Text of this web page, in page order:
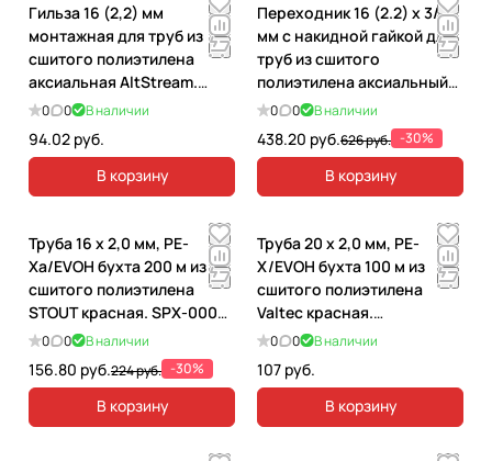
Гильза 16 (2,2) мм
монтажная для труб из
сшитого полиэтилена
аксиальная AltStream.
035090101
0 0 В наличии
94.02 руб.
В корзину
Переходник 16 (2.2) х 3/4"
мм с накидной гайкой для
труб из сшитого
полиэтилена аксиальный
STOUT. SFA-0019-001634
0 0 В наличии
438.20 руб.626 руб. -30%
В корзину
Труба 16 х 2,0 мм, PE-
Xa/EVOH бухта 200 м из
сшитого полиэтилена
STOUT красная. SPX-0002-
001620
0 0 В наличии
156.80 руб.224 руб. -30%
В корзину
Труба 20 х 2,0 мм, PE-
X/EVOH бухта 100 м из
сшитого полиэтилена
Valtec красная.
VP2020.3.100
0 0 В наличии
107 руб.
В корзину